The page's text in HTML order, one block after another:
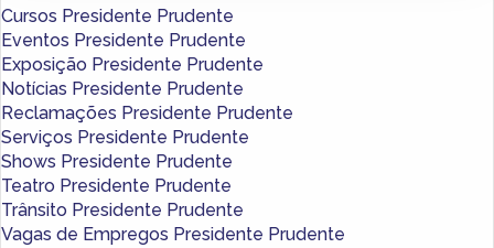
Cursos Presidente Prudente
Eventos Presidente Prudente
Exposição Presidente Prudente
Notícias Presidente Prudente
Reclamações Presidente Prudente
Serviços Presidente Prudente
Shows Presidente Prudente
Teatro Presidente Prudente
Trânsito Presidente Prudente
Vagas de Empregos Presidente Prudente